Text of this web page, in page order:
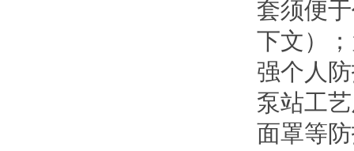
套须便
下文）
强个人
泵站工
面罩等